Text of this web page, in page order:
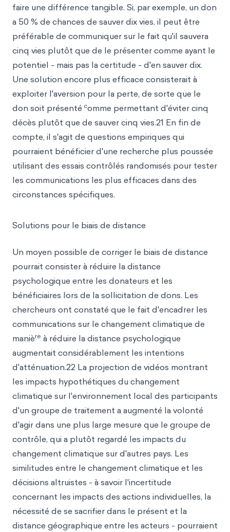
faire une différence tangible. Si, par exemple, un don
a 50 % de chances de sauver dix vies, il peut être
préférable de communiquer sur le fait qu'il sauvera
cinq vies plutôt que de le présenter comme ayant le
potentiel - mais pas la certitude - d'en sauver dix.
Une solution encore plus efficace consisterait à
exploiter l'aversion pour la perte, de sorte que le
don soit présenté comme permettant d'éviter cinq
décès plutôt que de sauver cinq vies.21 En fin de
compte, il s'agit de questions empiriques qui
pourraient bénéficier d'une recherche plus poussée
utilisant des essais contrôlés randomisés pour tester
les communications les plus efficaces dans des
circonstances spécifiques.
Solutions pour le biais de distance
Un moyen possible de corriger le biais de distance
pourrait consister à réduire la distance
psychologique entre les donateurs et les
bénéficiaires lors de la sollicitation de dons. Les
chercheurs ont constaté que le fait d'encadrer les
communications sur le changement climatique de
manière à réduire la distance psychologique
augmentait considérablement les intentions
d'atténuation.22 La projection de vidéos montrant
les impacts hypothétiques du changement
climatique sur l'environnement local des participants
d'un groupe de traitement a augmenté la volonté
d'agir dans une plus large mesure que le groupe de
contrôle, qui a plutôt regardé les impacts du
changement climatique sur d'autres pays. Les
similitudes entre le changement climatique et les
décisions altruistes - à savoir l'incertitude
concernant les impacts des actions individuelles, la
nécessité de se sacrifier dans le présent et la
distance géographique entre les acteurs - pourraient